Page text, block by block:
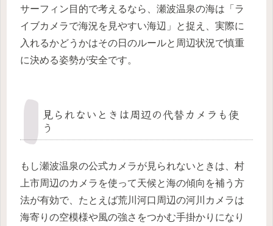
サーフィン目的で考えるなら、瀬波温泉の海は「ラ
イブカメラで海況を見やすい海辺」と捉え、実際に
入れるかどうかはその日のルールと周辺状況で慎重
に決める姿勢が安全です。
見られないときは周辺の代替カメラも使
う
もし瀬波温泉の公式カメラが見られないときは、村
上市周辺のカメラを使って天候と海の傾向を補う方
法が有効で、たとえば荒川河口周辺の河川カメラは
海寄りの空模様や風の強さをつかむ手掛かりになり